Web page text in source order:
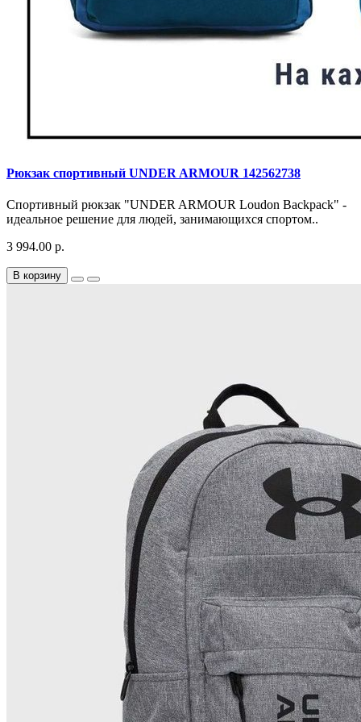
Рюкзак спортивный UNDER ARMOUR 142562738
Спортивный рюкзак "UNDER ARMOUR Loudon Backpack" -
идеальное решение для людей, занимающихся спортом..
3 994.00 р.
В корзину